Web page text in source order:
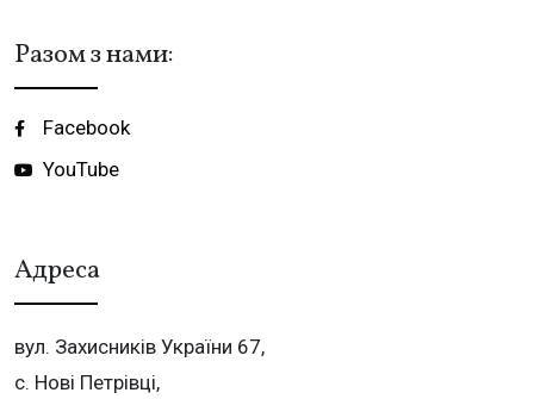
Разом з нами:
Facebook
YouTube
Адреса
вул. Захисників України 67,
с. Нові Петрівці,